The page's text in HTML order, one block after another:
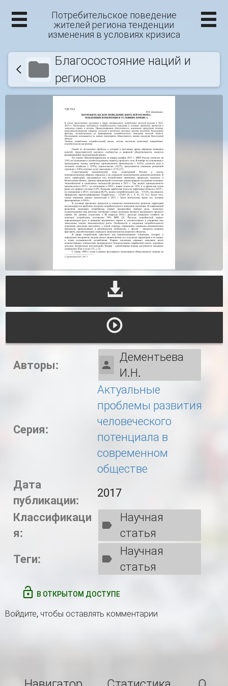
Потребительское поведение
жителей региона тенденции
изменения в условиях кризиса
Благосостояние наций и
регионов
Авторы:
Дементьева
И.Н.
Серия:
Актуальные
проблемы развития
человеческого
потенциала в
современном
обществе
Дата
публикации:
2017
Классификаци
я:
Научная
статья
Теги:
Научная
статья
В ОТКРЫТОМ ДОСТУПЕ
Войдите, чтобы оставлять комментарии